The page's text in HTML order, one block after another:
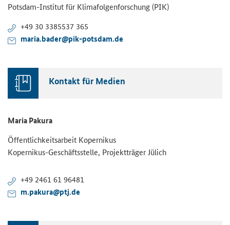
Potsdam-Institut für Klimafolgenforschung (PIK)
+49 30 3385537 365
maria.bader@pik-potsdam.de
Kontakt für Medien
Maria Pakura
Öffentlichkeitsarbeit Kopernikus
Kopernikus-Geschäftsstelle, Projektträger Jülich
+49 2461 61 96481
m.pakura@ptj.de